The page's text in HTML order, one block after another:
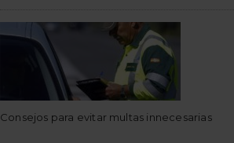
Consejos para evitar multas innecesarias